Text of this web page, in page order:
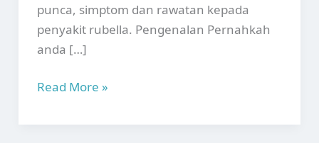
punca, simptom dan rawatan kepada
penyakit rubella. Pengenalan Pernahkah
anda […]
Penyakit
Punca,
Read More »